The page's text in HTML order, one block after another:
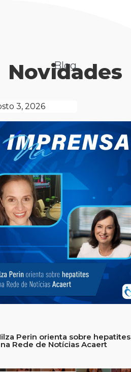
Blog
Novidades
3, 2026
Perin orienta sobre hepatites
Rede de Notícias Acaert